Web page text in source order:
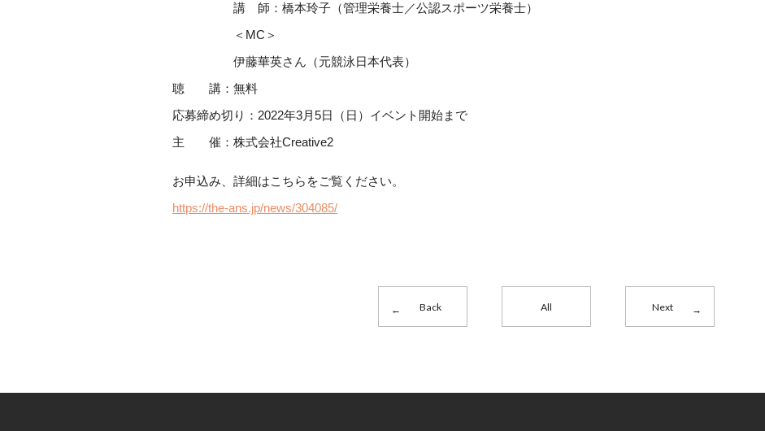
講 師：橋本玲子（管理栄養士／公認スポーツ栄養士）
＜MC＞
伊藤華英さん（元競泳日本代表）
聴 講：無料
応募締め切り：2022年3月5日（日）イベント開始まで
主 催：株式会社Creative2
お申込み、詳細はこちらをご覧ください。
https://the-ans.jp/news/304085/
Back All Next